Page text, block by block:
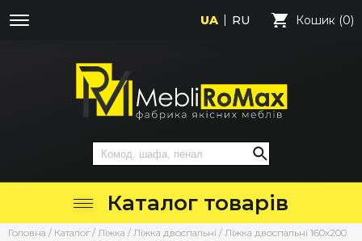
UA RU Кошик (0)
Каталог товарів
Головна / Каталог / Ліжка / Ліжка двоспальні / Ліжка двоспальні 160х200